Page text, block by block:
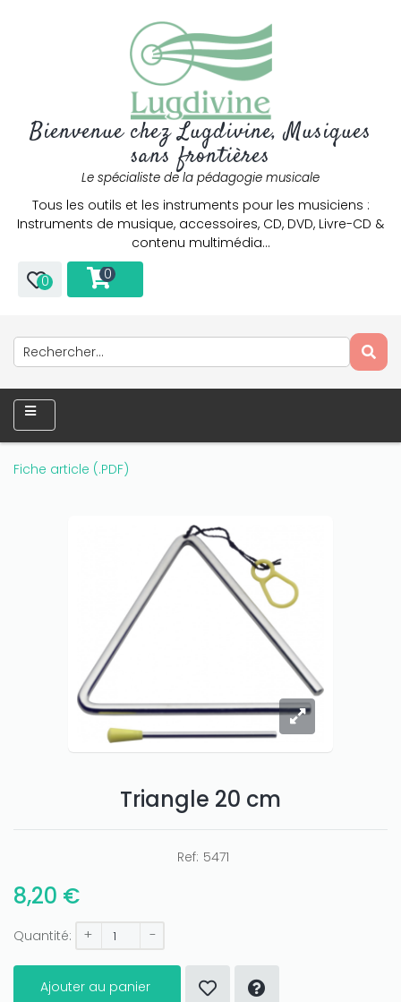
Bienvenue chez Lugdivine, Musiques
sans frontières
Le spécialiste de la pédagogie musicale
Tous les outils et les instruments pour les musiciens :
Instruments de musique, accessoires, CD, DVD, Livre-CD &
contenu multimédia…
0 0
Fiche article (.PDF)
Triangle 20 cm
Ref: 5471
8,20 €
Quantité: + -
Ajouter au panier
amount on your credits!